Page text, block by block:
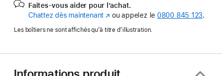
Faites-vous aider pour l’achat.
Chattez dès maintenant (s’ouvre
une
fenêtre)
ou appelez le 0800 845 123.
Les boîtiers ne sont affichés qu’à titre d’illustration.